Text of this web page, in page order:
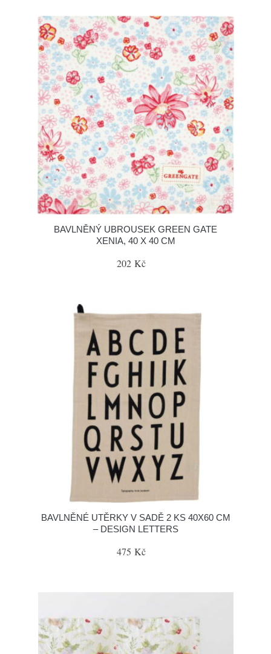
BAVLNĚNÝ UBROUSEK GREEN GATE
XENIA, 40 X 40 CM
202 Kč
BAVLNĚNÉ UTĚRKY V SADĚ 2 KS 40X60 CM
– DESIGN LETTERS
475 Kč